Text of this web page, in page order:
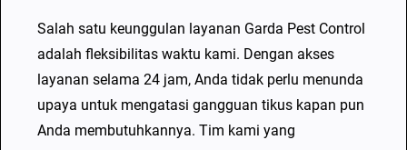
Salah satu keunggulan layanan Garda Pest Control
adalah fleksibilitas waktu kami. Dengan akses
layanan selama 24 jam, Anda tidak perlu menunda
upaya untuk mengatasi gangguan tikus kapan pun
Anda membutuhkannya. Tim kami yang